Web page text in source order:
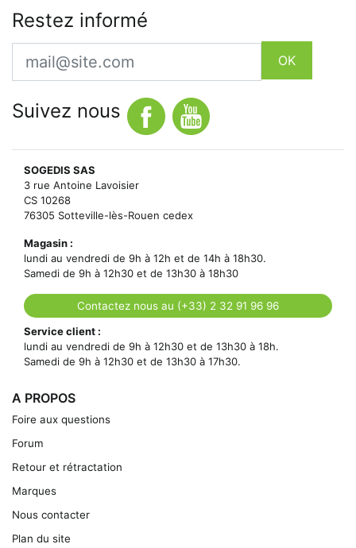
Restez informé
Email
OK
Suivez nous
SOGEDIS SAS
3 rue Antoine Lavoisier
CS 10268
76305 Sotteville-lès-Rouen cedex
Magasin :
lundi au vendredi de 9h à 12h et de 14h à 18h30.
Samedi de 9h à 12h30 et de 13h30 à 18h30
Contactez nous au (+33) 2 32 91 96 96
Service client :
lundi au vendredi de 9h à 12h30 et de 13h30 à 18h.
Samedi de 9h à 12h30 et de 13h30 à 17h30.
A PROPOS
Foire aux questions
Forum
Retour et rétractation
Marques
Nous contacter
Plan du site